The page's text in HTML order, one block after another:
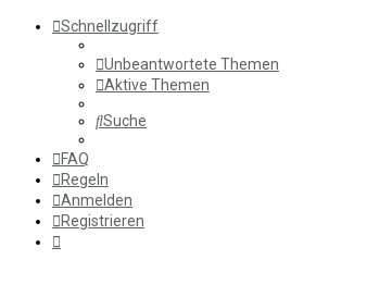
Schnellzugriff
Unbeantwortete Themen
Aktive Themen
Suche
FAQ
Regeln
Anmelden
Registrieren